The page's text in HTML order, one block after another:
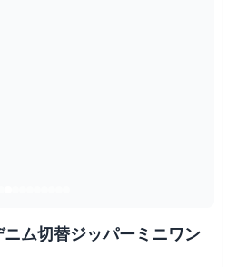
ム切替ジッパーミニワン